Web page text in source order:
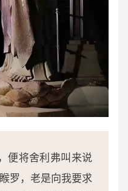
便将舍利弗叫来说
罗，老是向我要求